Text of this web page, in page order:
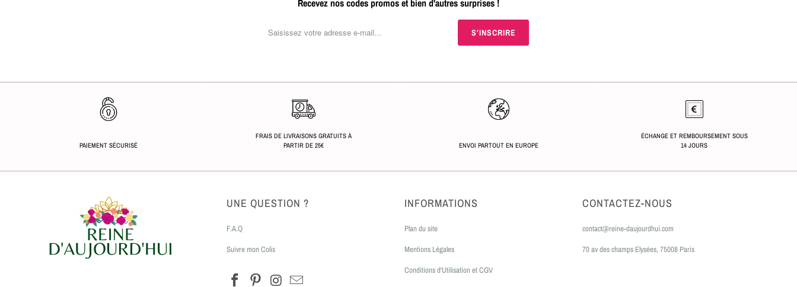
Recevez nos codes promos et bien d'autres surprises !
PAIEMENT SÉCURISÉ
FRAIS DE LIVRAISONS GRATUITS À
PARTIR DE 25€
ENVOI PARTOUT EN EUROPE
ÉCHANGE ET REMBOURSEMENT SOUS
14 JOURS
UNE QUESTION ?
F.A.Q
Suivre mon Colis
INFORMATIONS
Plan du site
Mentions Légales
Conditions d'Utilisation et CGV
CONTACTEZ-NOUS
contact@reine-daujourdhui.com
70 av des champs Elysées, 75008 Paris